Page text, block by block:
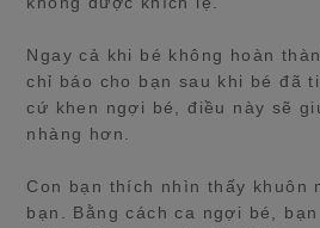
Ngay cả khi bé không hoàn
chỉ báo cho bạn sau khi bé đã
cứ khen ngợi bé, điều này sẽ
nhàng hơn.
Con bạn thích nhìn thấy khuôn
bạn. Bằng cách ca ngợi bé,